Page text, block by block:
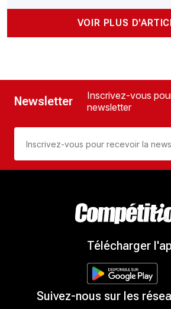
VOIR PLUS
Newsletter
Inscrivez-vous
newsletter
Télécharger
Suivez-nous sur les